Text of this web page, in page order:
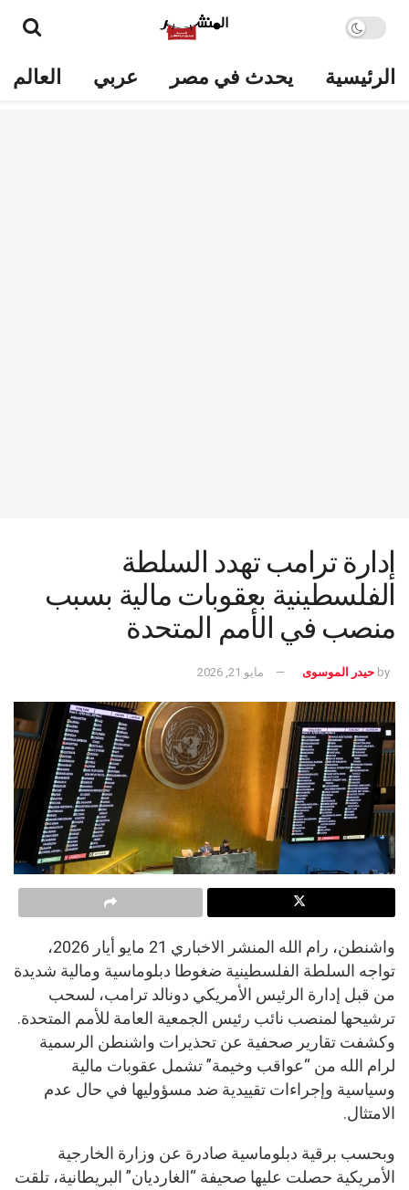
الرئيسية يحدث في مصر عربي العالم
إدارة ترامب تهدد السلطة
الفلسطينية بعقوبات مالية بسبب
منصب في الأمم المتحدة
by حيدر الموسوى مايو 21, 2026
واشنطن، رام الله المنشر الاخباري 21 مايو أيار 2026،
تواجه السلطة الفلسطينية ضغوطا دبلوماسية ومالية شديدة
من قبل إدارة الرئيس الأمريكي دونالد ترامب، لسحب
ترشيحها لمنصب نائب رئيس الجمعية العامة للأمم المتحدة.
وكشفت تقارير صحفية عن تحذيرات واشنطن الرسمية
لرام الله من “عواقب وخيمة” تشمل عقوبات مالية
وسياسية وإجراءات تقييدية ضد مسؤوليها في حال عدم
الامتثال.
وبحسب برقية دبلوماسية صادرة عن وزارة الخارجية
الأمريكية حصلت عليها صحيفة “الغارديان” البريطانية، تلقت